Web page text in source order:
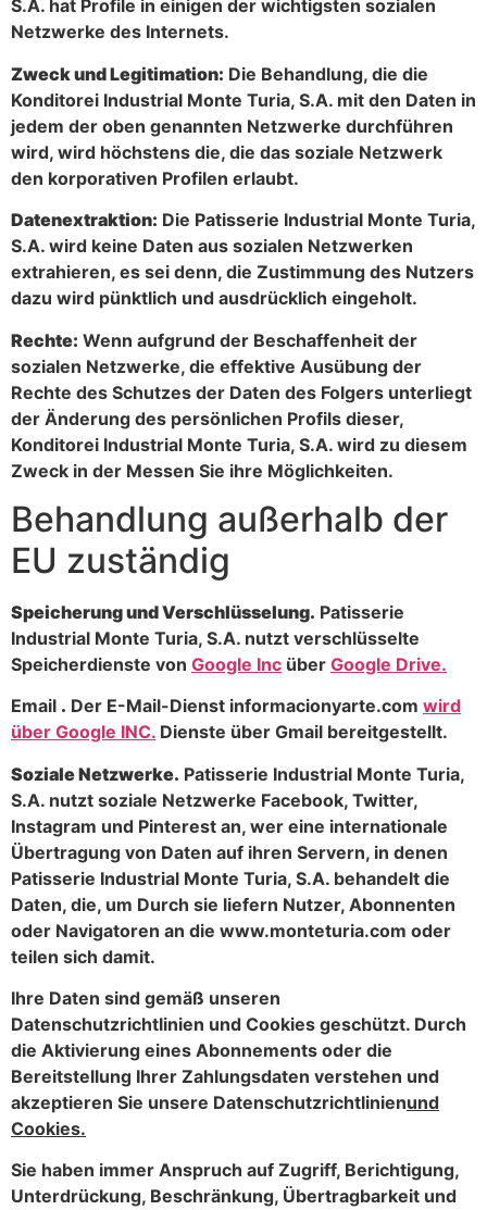
S.A. hat Profile in einigen der wichtigsten sozialen
Netzwerke des Internets.
Zweck und Legitimation: Die Behandlung, die die
Konditorei Industrial Monte Turia, S.A. mit den Daten in
jedem der oben genannten Netzwerke durchführen
wird, wird höchstens die, die das soziale Netzwerk
den korporativen Profilen erlaubt.
Datenextraktion: Die Patisserie Industrial Monte Turia,
S.A. wird keine Daten aus sozialen Netzwerken
extrahieren, es sei denn, die Zustimmung des Nutzers
dazu wird pünktlich und ausdrücklich eingeholt.
Rechte: Wenn aufgrund der Beschaffenheit der
sozialen Netzwerke, die effektive Ausübung der
Rechte des Schutzes der Daten des Folgers unterliegt
der Änderung des persönlichen Profils dieser,
Konditorei Industrial Monte Turia, S.A. wird zu diesem
Zweck in der Messen Sie ihre Möglichkeiten.
Behandlung außerhalb der
EU zuständig
Speicherung und Verschlüsselung. Patisserie
Industrial Monte Turia, S.A. nutzt verschlüsselte
Speicherdienste von Google Inc über Google Drive.
Email . Der E-Mail-Dienst informacionyarte.com wird
über Google INC. Dienste über Gmail bereitgestellt.
Soziale Netzwerke. Patisserie Industrial Monte Turia,
S.A. nutzt soziale Netzwerke Facebook, Twitter,
Instagram und Pinterest an, wer eine internationale
Übertragung von Daten auf ihren Servern, in denen
Patisserie Industrial Monte Turia, S.A. behandelt die
Daten, die, um Durch sie liefern Nutzer, Abonnenten
oder Navigatoren an die www.monteturia.com oder
teilen sich damit.
Ihre Daten sind gemäß unseren
Datenschutzrichtlinien und Cookies geschützt. Durch
die Aktivierung eines Abonnements oder die
Bereitstellung Ihrer Zahlungsdaten verstehen und
akzeptieren Sie unsere Datenschutzrichtlinienund
Cookies.
Sie haben immer Anspruch auf Zugriff, Berichtigung,
Unterdrückung, Beschränkung, Übertragbarkeit und